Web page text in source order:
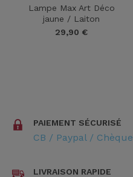
Lampe Max Art Déco
jaune / Laiton
29,90 €
PAIEMENT SÉCURISÉ
CB / Paypal / Chèque
LIVRAISON RAPIDE